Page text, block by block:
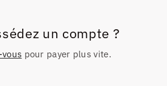
un compte ?
pour payer plus vite.